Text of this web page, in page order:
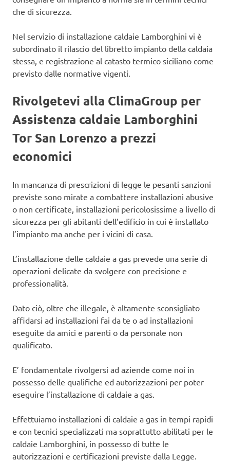
che di sicurezza.
Nel servizio di installazione caldaie Lamborghini vi è
subordinato il rilascio del libretto impianto della caldaia
stessa, e registrazione al catasto termico siciliano come
previsto dalle normative vigenti.
Rivolgetevi alla ClimaGroup per
Assistenza caldaie Lamborghini
Tor San Lorenzo a prezzi
economici
In mancanza di prescrizioni di legge le pesanti sanzioni
previste sono mirate a combattere installazioni abusive
o non certificate, installazioni pericolosissime a livello di
sicurezza per gli abitanti dell’edificio in cui è installato
l’impianto ma anche per i vicini di casa.
L’installazione delle caldaie a gas prevede una serie di
operazioni delicate da svolgere con precisione e
professionalità.
Dato ciò, oltre che illegale, è altamente sconsigliato
affidarsi ad installazioni fai da te o ad installazioni
eseguite da amici e parenti o da personale non
qualificato.
E’ fondamentale rivolgersi ad aziende come noi in
possesso delle qualifiche ed autorizzazioni per poter
eseguire l’installazione di caldaie a gas.
Effettuiamo installazioni di caldaie a gas in tempi rapidi
e con tecnici specializzati ma soprattutto abilitati per le
caldaie Lamborghini, in possesso di tutte le
autorizzazioni e certificazioni previste dalla Legge.